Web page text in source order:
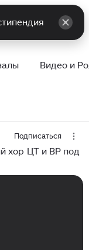
Видео и
Подписаться
хор ЦТ и ВР под